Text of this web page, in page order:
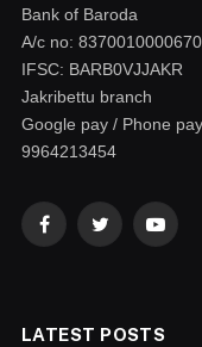
Bank of Baroda
A/c no:
IFSC: BARB0VJJAKR
Jakribettu branch
Google pay / Phone pay
9964213454
FacebookTwitter
LATEST POSTS